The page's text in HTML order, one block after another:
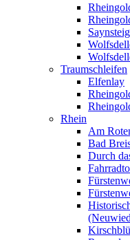
Traumschleifen
Elfenlay
Rhein
Am
Bad
Durch